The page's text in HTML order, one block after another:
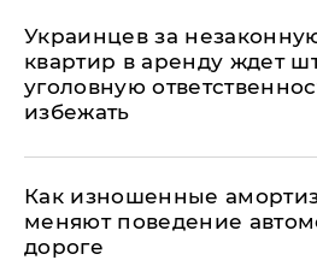
Украинцев за
квартир в аренду ждет
уголовную
избежать
Как изношенные
меняют поведение
дороге